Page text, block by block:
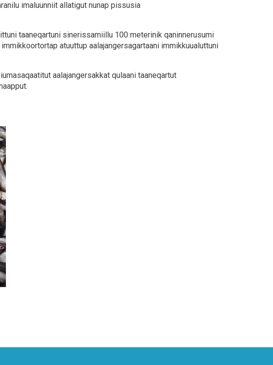
imaluunniit allatigut nunap pissusia
taaneqartuni sinerissamiillu 100 meterinik qaninnerusumi
atuuttup aalajangersagartaani immikkuualuttuni
aalajangersakkat qulaani taaneqartut